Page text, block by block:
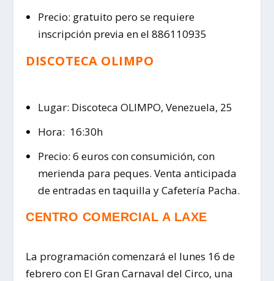
Precio: gratuito pero se requiere
inscripción previa en el 886110935
DISCOTECA OLIMPO
Lugar: Discoteca OLIMPO, Venezuela, 25
Hora: 16:30h
Precio: 6 euros con consumición, con
merienda para peques. Venta anticipada
de entradas en taquilla y Cafetería Pacha.
CENTRO COMERCIAL A LAXE
La programación comenzará el lunes 16 de
febrero con El Gran Carnaval del Circo, una